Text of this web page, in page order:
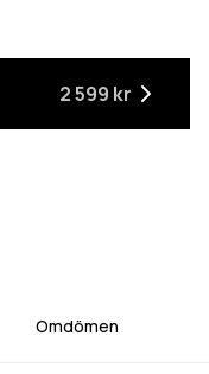
2 599 kr
Omdömen